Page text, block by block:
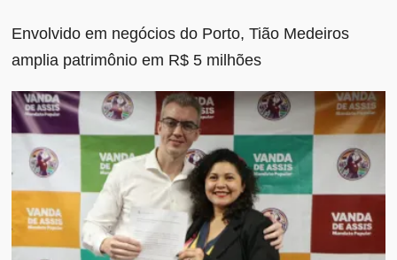
Envolvido em negócios do Porto, Tião Medeiros
amplia patrimônio em R$ 5 milhões